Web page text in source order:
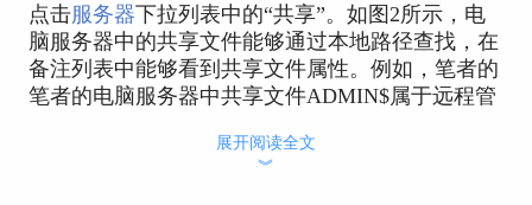
点击服务器下拉列表中的“共享”。如图2所示，电
脑服务器中的共享文件能够通过本地路径查找，在
备注列表中能够看到共享文件属性。例如，笔者的
笔者的电脑服务器中共享文件ADMIN$属于远程管
展开阅读全文
︾